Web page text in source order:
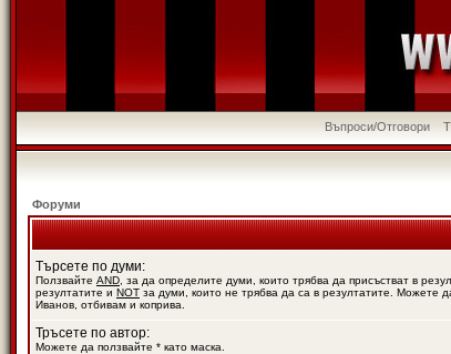
Въпроси/Отговори
Форуми
Търсете по думи:
Ползвайте AND , за да определите думи, които трябва да присъстват в
резултатите и NOT за думи, които не трябва да са в резултатите. Можете
Иванов, отбивам и коприва.
Тръсете по автор:
Можете да ползвайте * като маска.